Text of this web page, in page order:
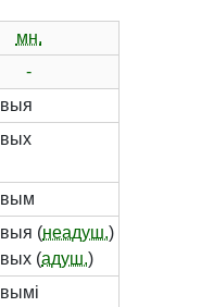
мн.
-
выя
вых
вым
выя (неадуш.)
вых (адуш.)
вымі